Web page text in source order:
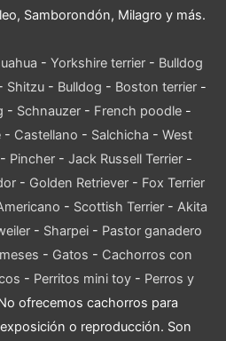
Samborondón, Milagro y más.
- Yorkshire terrier - Bulldog
Shitzu - Bulldog - Boston terrier -
- Schnauzer - French poodle -
- Castellano - Salchicha - West
Pincher- Jack Russell Terrier-
- Golden Retriever- Fox Terrier
- Scottish Terrier- Akita
- Sharpei - Pastor ganadero
- Gatos - Cachorros con
- Perritos mini toy - Perros y
ofrecemos cachorros para
o reproducción. Son